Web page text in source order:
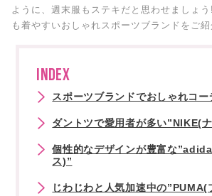
ように、週末服もステキだと思わせましょ
も着やすいおしゃれスポーツブランドをご紹
INDEX
スポーツブランドでおしゃれコー
ダントツで愛用者が多い”NIKE(
個性的なデザインが豊富な
ス)”
じわじわと人気加速中の”PUMA(